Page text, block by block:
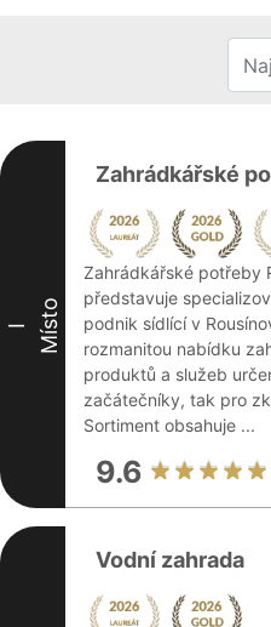
I Místo
Zahrádkářské
Zahrádkářské potřeby
představuje
podnik sídlící v
rozmanitou nabídku
produktů a služeb
začátečníky, tak pro
Sortiment obsahuje ...
9.6
Vodní zahrada